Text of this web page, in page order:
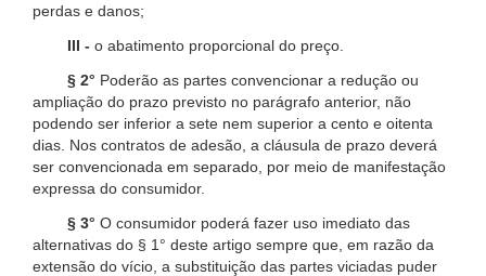
perdas e danos;
III - o abatimento proporcional do preço.
§ 2° Poderão as partes convencionar a redução ou
ampliação do prazo previsto no parágrafo anterior, não
podendo ser inferior a sete nem superior a cento e oitenta
dias. Nos contratos de adesão, a cláusula de prazo deverá
ser convencionada em separado, por meio de manifestação
expressa do consumidor.
§ 3° O consumidor poderá fazer uso imediato das
alternativas do § 1° deste artigo sempre que, em razão da
extensão do vício, a substituição das partes viciadas puder